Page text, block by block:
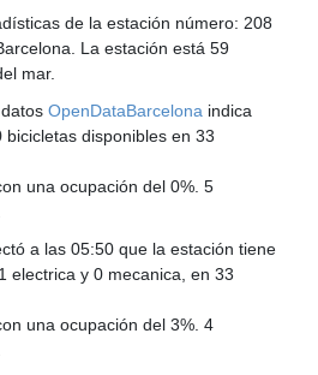
de la estación número: 208
La estación está 59
mar.
datosOpenDataBarcelona indica
disponibles en 33
una ocupación del 0%. 5
a las 05:50 que la estación tiene
electrica y 0 mecanica, en 33
una ocupación del 3%. 4